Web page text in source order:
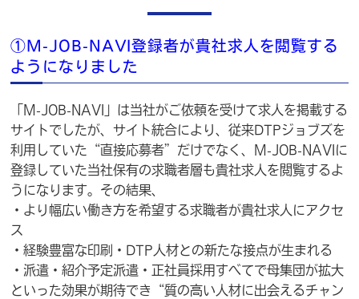
①M-JOB-NAVI登録者が貴社求人を閲覧する
ようになりました
「M-JOB-NAVI」は当社がご依頼を受けて求人を掲載する
サイトでしたが、サイト統合により、従来DTPジョブズを
利用していた“直接応募者”だけでなく、M-JOB-NAVIに
登録していた当社保有の求職者層も貴社求人を閲覧するよ
うになります。その結果、
・より幅広い働き方を希望する求職者が貴社求人にアクセ
ス
・経験豊富な印刷・DTP人材との新たな接点が生まれる
・派遣・紹介予定派遣・正社員採用すべてで母集団が拡大
といった効果が期待でき“質の高い人材に出会えるチャン